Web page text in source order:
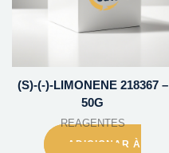
(S)-(-)-LIMONENE 218367 –
50G
REAGENTES
ADICIONAR À